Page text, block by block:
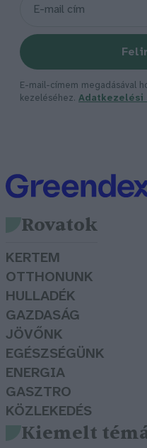
E-mail-címem megadásával
kezeléséhez. Adatkezelési
Rovatok
KERTEM
OTTHONUNK
HULLADÉK
GAZDASÁG
JÖVŐNK
EGÉSZSÉGÜNK
ENERGIA
GASZTRO
KÖZLEKEDÉS
Kiemelt